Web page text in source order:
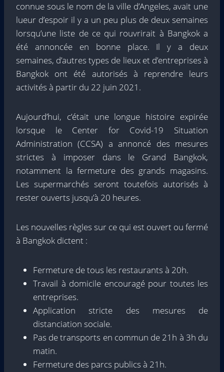
connue sous le nom de la ville d’Angeles, avait une
lueur d’espoir il y a un peu plus de deux semaines
lorsqu’une liste de ce qui rouvrirait à Bangkok a
été annoncée en bonne place. Il y a deux
semaines, d’autres types de lieux et d’entreprises à
Bangkok ont ​​été autorisés à reprendre leurs
activités à partir du 22 juin 2021.
Aujourd’hui, c’était une longue histoire expirée
lorsque le Center for Covid-19 Situation
Administration (CCSA) a annoncé des mesures
strictes à imposer dans le Grand Bangkok,
notamment la fermeture des grands magasins.
Les supermarchés seront toutefois autorisés à
rester ouverts jusqu’à 20 heures.
Les nouvelles règles sur ce qui est ouvert ou fermé
à Bangkok dictent :
Fermeture de tous les restaurants à 20h.
Travail à domicile encouragé pour toutes les
entreprises.
Application stricte des mesures de
distanciation sociale.
Pas de transports en commun de 21h à 3h du
matin.
Fermeture des parcs publics à 21h.